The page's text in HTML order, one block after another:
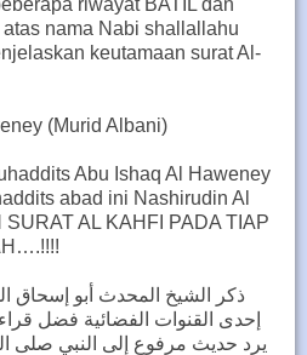
nama Nabi shallallahu
keutamaan surat Al-
(Murid Albani)
Abu Ishaq Al Haweney
abad ini Nashirudin Al
AL KAHFI PADA TIAP
ذكر الشيخ المحدث أبو إسحاق
إحدى القنوات الفضائية فضل
يرد حديث مرفوع إلى النبي صلى